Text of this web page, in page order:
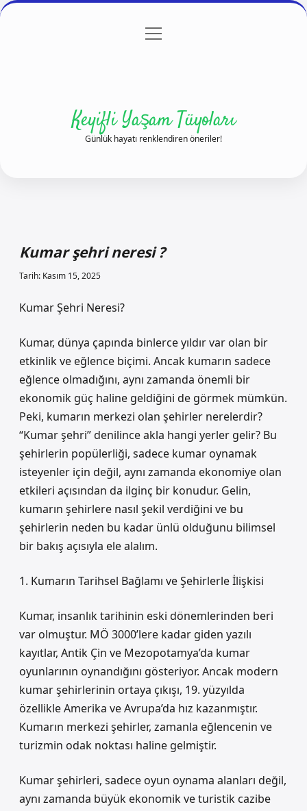
Gizlilik Politikası
menüyü
Keyifli Yaşam Tüyoları
Günlük hayatı renklendiren öneriler!
Kumar şehri neresi ?
Tarih: Kasım 15, 2025
Kumar Şehri Neresi?
Kumar, dünya çapında binlerce yıldır var olan bir
etkinlik ve eğlence biçimi. Ancak kumarın sadece
eğlence olmadığını, aynı zamanda önemli bir
ekonomik güç haline geldiğini de görmek mümkün.
Peki, kumarın merkezi olan şehirler nerelerdir?
“Kumar şehri” denilince akla hangi yerler gelir? Bu
şehirlerin popülerliği, sadece kumar oynamak
isteyenler için değil, aynı zamanda ekonomiye olan
etkileri açısından da ilginç bir konudur. Gelin,
kumarın şehirlere nasıl şekil verdiğini ve bu
şehirlerin neden bu kadar ünlü olduğunu bilimsel
bir bakış açısıyla ele alalım.
1. Kumarın Tarihsel Bağlamı ve Şehirlerle İlişkisi
Kumar, insanlık tarihinin eski dönemlerinden beri
var olmuştur. MÖ 3000’lere kadar giden yazılı
kayıtlar, Antik Çin ve Mezopotamya’da kumar
oyunlarının oynandığını gösteriyor. Ancak modern
kumar şehirlerinin ortaya çıkışı, 19. yüzyılda
özellikle Amerika ve Avrupa’da hız kazanmıştır.
Kumarın merkezi şehirler, zamanla eğlencenin ve
turizmin odak noktası haline gelmiştir.
Kumar şehirleri, sadece oyun oynama alanları değil,
aynı zamanda büyük ekonomik ve turistik cazibe